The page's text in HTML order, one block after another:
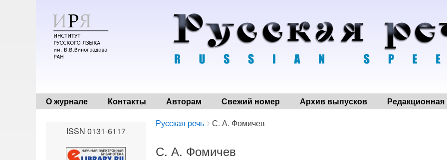
О журнале Контакты Авторам Свежий номер Архив выпусков Редакционная
Breadcrumbs
You
here:
Русская речь С. А. Фомичев
С. А. Фомичев
ISSN 0131-6117